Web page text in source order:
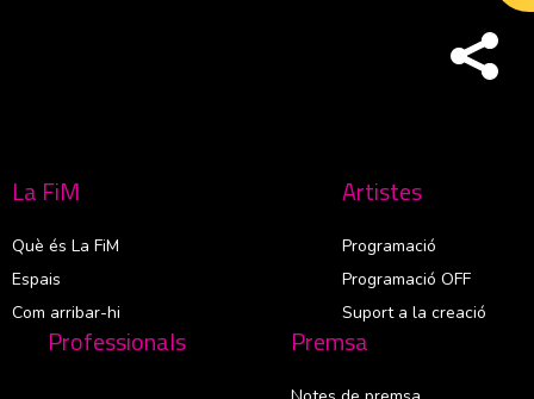
La FiM
Què és La FiM
Espais
Com arribar-hi
Artistes
Programació
Programació OFF
Suport a la creació
Professionals Premsa